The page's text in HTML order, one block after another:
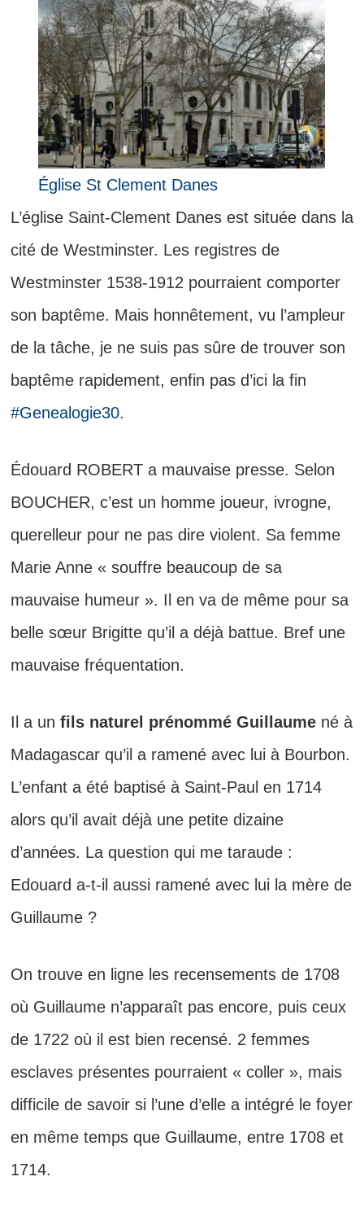
Église St Clement Danes
L’église Saint-Clement Danes est située dans la
cité de Westminster. Les registres de
Westminster 1538-1912 pourraient comporter
son baptême. Mais honnêtement, vu l’ampleur
de la tâche, je ne suis pas sûre de trouver son
baptême rapidement, enfin pas d’ici la fin
#Genealogie30.
Édouard ROBERT a mauvaise presse. Selon
BOUCHER, c’est un homme joueur, ivrogne,
querelleur pour ne pas dire violent. Sa femme
Marie Anne « souffre beaucoup de sa
mauvaise humeur ». Il en va de même pour sa
belle sœur Brigitte qu’il a déjà battue. Bref une
mauvaise fréquentation.
Il a un fils naturel prénommé Guillaumené à
Madagascar qu’il a ramené avec lui à Bourbon.
L’enfant a été baptisé à Saint-Paul en 1714
alors qu’il avait déjà une petite dizaine
d’années. La question qui me taraude :
Edouard a-t-il aussi ramené avec lui la mère de
Guillaume ?
On trouve en ligne les recensements de 1708
où Guillaume n’apparaît pas encore, puis ceux
de 1722 où il est bien recensé. 2 femmes
esclaves présentes pourraient « coller », mais
difficile de savoir si l’une d’elle a intégré le foyer
en même temps que Guillaume, entre 1708 et
1714.